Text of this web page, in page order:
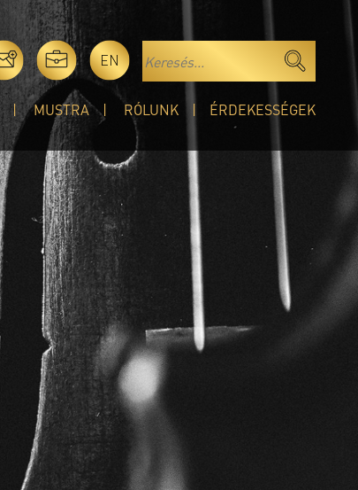
EN
MUSTRA RÓLUNK ÉRDEKESSÉGEK